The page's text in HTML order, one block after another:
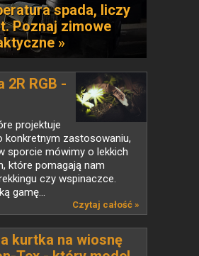
spada, liczy
Poznaj zimowe
»
2R RGB -
projektuje
konkretnym zastosowaniu,
sporcie mówimy o lekkich
które pomagają nam
czy wspinaczce.
gamę...
Czytaj całość »
kurtka na wiosnę